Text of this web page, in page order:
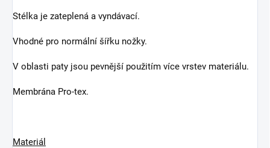
Stélka je zateplená a vyndávací.
Vhodné pro normální šířku nožky.
V oblasti paty jsou pevnější použitím více vrstev materiálu.
Membrána Pro-tex.
Materiál